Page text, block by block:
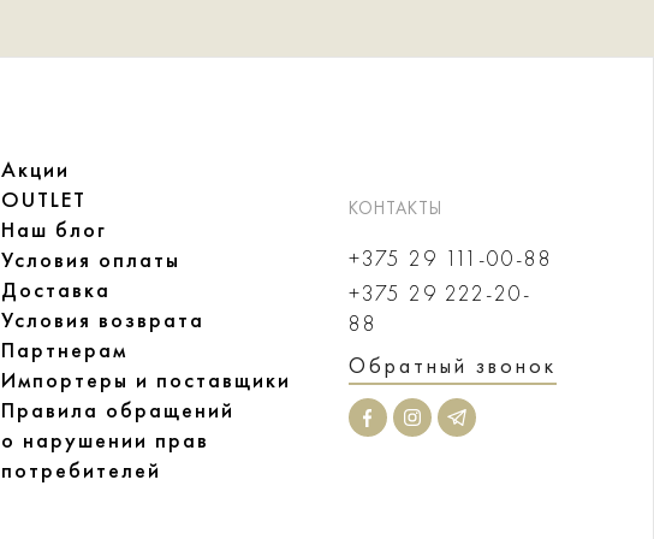
Акции
OUTLET
Наш блог
Условия оплаты
Доставка
Условия возврата
Партнерам
Импортеры и поставщики
Правила обращений
о нарушении прав
потребителей
КОНТАКТЫ
+375 29 111-00-88
+375 29 222-20-
88
Обратный звонок